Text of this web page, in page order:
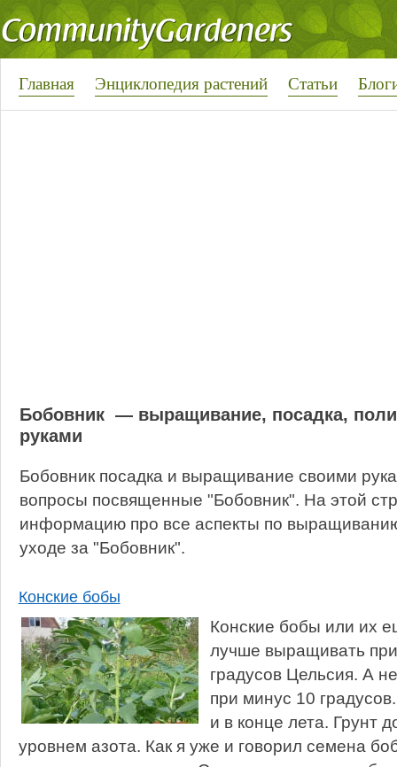
Главная Энциклопедия растений Статьи
Бобовник — выращивание, посадка,
руками
Бобовник посадка и выращивание своими
вопросы посвященные "Бобовник". На этой
информацию про все аспекты по
уходе за "Бобовник".
Конские бобы
Конские бобы или их
лучше выращивать
градусов Цельсия. А
при минус 10
и в конце лета. Грунт
уровнем азота. Как я уже и говорил семена